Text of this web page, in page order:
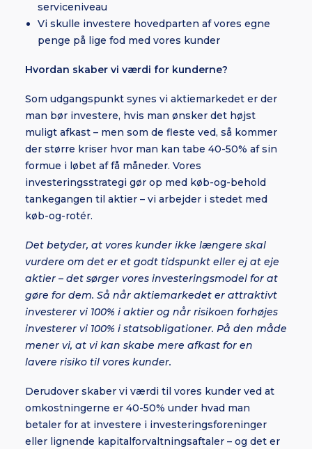
serviceniveau
Vi skulle investere hovedparten af vores egne
penge på lige fod med vores kunder
Hvordan skaber vi værdi for kunderne?
Som udgangspunkt synes vi aktiemarkedet er der
man bør investere, hvis man ønsker det højst
muligt afkast – men som de fleste ved, så kommer
der større kriser hvor man kan tabe 40-50% af sin
formue i løbet af få måneder. Vores
investeringsstrategi gør op med køb-og-behold
tankegangen til aktier – vi arbejder i stedet med
køb-og-rotér.
Det betyder, at vores kunder ikke længere skal
vurdere om det er et godt tidspunkt eller ej at eje
aktier – det sørger vores investeringsmodel for at
gøre for dem. Så når aktiemarkedet er attraktivt
investerer vi 100% i aktier og når risikoen forhøjes
investerer vi 100% i statsobligationer. På den måde
mener vi, at vi kan skabe mere afkast for en
lavere risiko til vores kunder.
Derudover skaber vi værdi til vores kunder ved at
omkostningerne er 40-50% under hvad man
betaler for at investere i investeringsforeninger
eller lignende kapitalforvaltningsaftaler – og det er